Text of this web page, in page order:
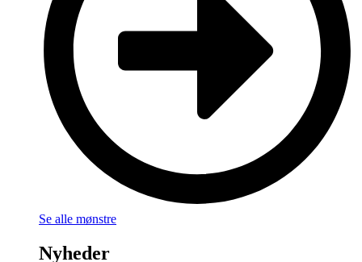
Se alle mønstre
Nyheder